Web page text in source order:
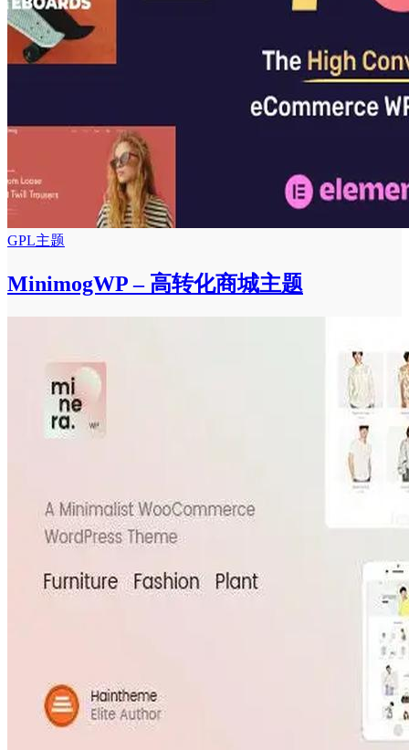
GPL主题
MinimogWP – 高转化商城主题